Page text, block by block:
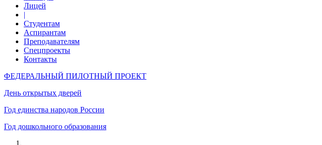
Лицей
|
Студентам
Аспирантам
Преподавателям
Спецпроекты
Контакты
ФЕДЕРАЛЬНЫЙ ПИЛОТНЫЙ ПРОЕКТ
День открытых дверей
Год единства народов России
Год дошкольного образования